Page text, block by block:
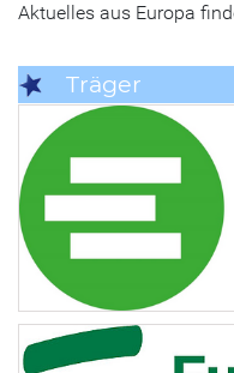
Aktuelles aus Europa
Träger